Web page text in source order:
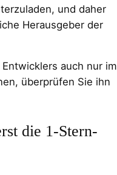
und daher
Herausgeber der
auch nur im
überprüfen Sie ihn
die 1-Stern-